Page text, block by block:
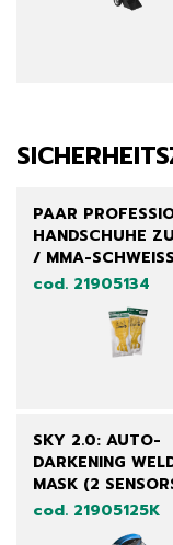
PAAR
HANDSCHUHE
/ MMA-
cod. 21905134
SKY 2.0: AUTO-
DARKENING
MASK (2
cod. 21905125K